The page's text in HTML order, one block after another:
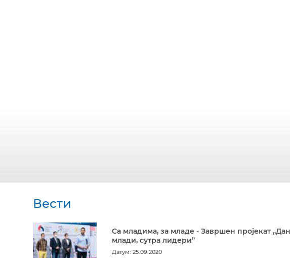
Вести
Са младима, за младе - Завршен пројекат
млади, сутра лидери”
Датум: 25.09.2020